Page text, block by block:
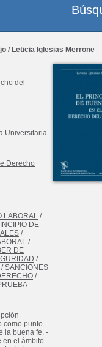
/ Leticia Iglesias Merrone
del
Universitaria
Derecho
LABORAL /
DE
/
/
DE
/
/SANCIONES
/
como punto
la buena fe. -
en el ámbito